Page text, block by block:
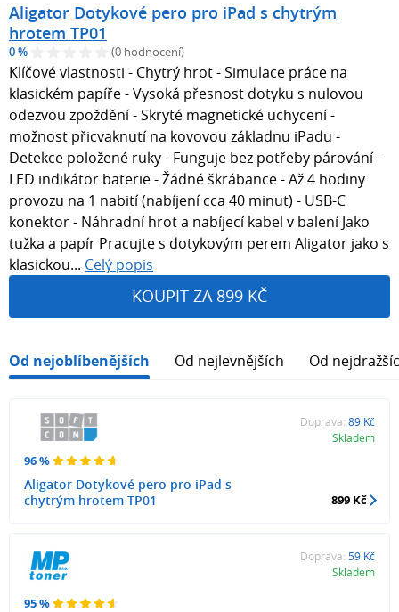
Aligator Dotykové pero pro iPad s chytrým
hrotem TP01
0 % (0 hodnocení)
Klíčové vlastnosti - Chytrý hrot - Simulace práce na
klasickém papíře - Vysoká přesnost dotyku s nulovou
odezvou zpoždění - Skryté magnetické uchycení -
možnost přicvaknutí na kovovou základnu iPadu -
Detekce položené ruky - Funguje bez potřeby párování -
LED indikátor baterie - Žádné škrábance - Až 4 hodiny
provozu na 1 nabití (nabíjení cca 40 minut) - USB-C
konektor - Náhradní hrot a nabíjecí kabel v balení Jako
tužka a papír Pracujte s dotykovým perem Aligator jako s
klasickou... Celý popis
KOUPIT ZA 899 KČ
Od nejoblíbenějších Od nejlevnějších Od
96 %
Aligator Dotykové pero pro iPad s
chytrým hrotem TP01
Doprava: 89 Kč
Skladem
899 Kč
95 %
Doprava: 59 Kč
Skladem